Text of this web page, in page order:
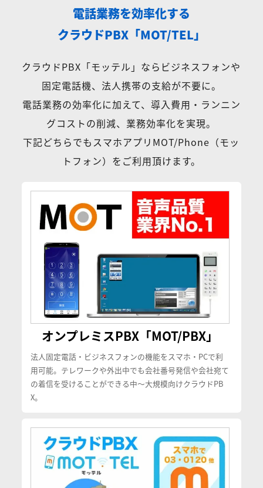
電話業務を効率化する
クラウドPBX「MOT/TEL」
クラウドPBX「モッテル」ならビジネスフォンや
固定電話機、法人携帯の支給が不要に。
電話業務の効率化に加えて、導入費用・ランニン
グコストの削減、業務効率化を実現。
下記どちらでもスマホアプリMOT/Phone（モッ
トフォン）をご利用頂けます。
オンプレミスPBX「MOT/PBX」
法人固定電話・ビジネスフォンの機能をスマホ・PCで利
用可能。テレワークや外出中でも会社番号発信や会社宛て
の着信を受けることができる中〜大規模向けクラウドPB
X。